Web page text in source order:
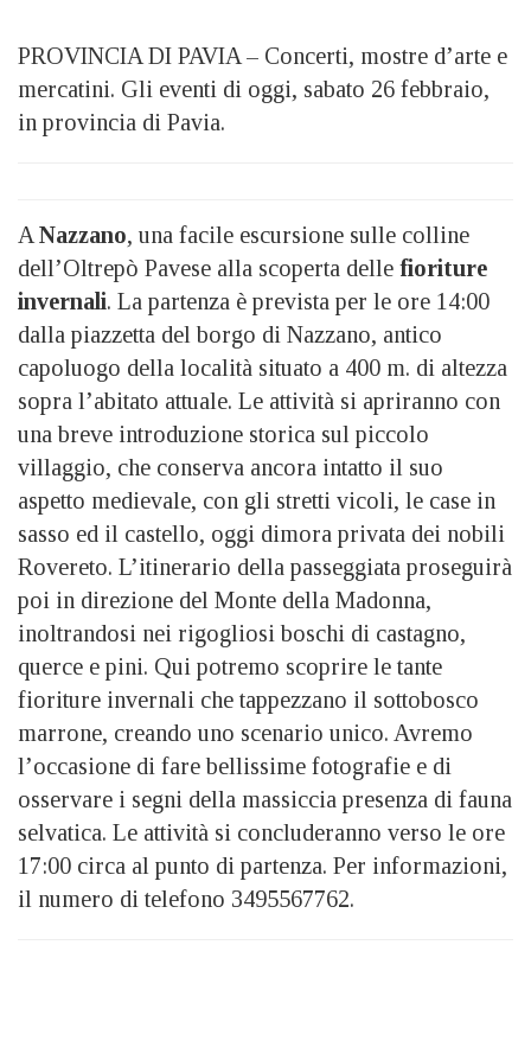
PROVINCIA DI PAVIA – Concerti, mostre d’arte e
mercatini. Gli eventi di oggi, sabato 26 febbraio,
in provincia di Pavia.
A Nazzano, una facile escursione sulle colline
dell’Oltrepò Pavese alla scoperta delle fioriture
invernali. La partenza è prevista per le ore 14:00
dalla piazzetta del borgo di Nazzano, antico
capoluogo della località situato a 400 m. di altezza
sopra l’abitato attuale. Le attività si apriranno con
una breve introduzione storica sul piccolo
villaggio, che conserva ancora intatto il suo
aspetto medievale, con gli stretti vicoli, le case in
sasso ed il castello, oggi dimora privata dei nobili
Rovereto. L’itinerario della passeggiata proseguirà
poi in direzione del Monte della Madonna,
inoltrandosi nei rigogliosi boschi di castagno,
querce e pini. Qui potremo scoprire le tante
fioriture invernali che tappezzano il sottobosco
marrone, creando uno scenario unico. Avremo
l’occasione di fare bellissime fotografie e di
osservare i segni della massiccia presenza di fauna
selvatica. Le attività si concluderanno verso le ore
17:00 circa al punto di partenza. Per informazioni,
il numero di telefono 3495567762.